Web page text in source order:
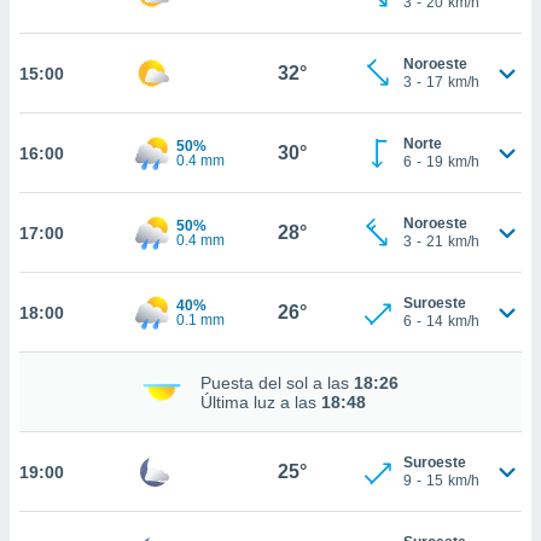
te
se
web a
15:00 32°
Noroeste
3 - 17 km/h
16:00
50%
0.4 mm
30°
Norte
6 - 19 km/h
17:00
50%
0.4 mm
28°
Noroeste
3 - 21 km/h
18:00
40%
0.1 mm
26°
Suroeste
6 - 14 km/h
Puesta del sol a las 18:26
Última luz a las 18:48
19:00 25°
Suroeste
9 - 15 km/h